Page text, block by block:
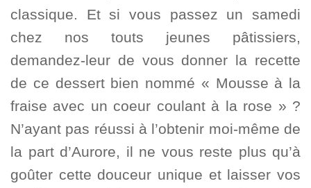
classique. Et si vous passez un samedi
chez nos touts jeunes pâtissiers,
demandez-leur de vous donner la recette
de ce dessert bien nommé « Mousse à la
fraise avec un coeur coulant à la rose » ?
N’ayant pas réussi à l’obtenir moi-même de
la part d’Aurore, il ne vous reste plus qu’à
goûter cette douceur unique et laisser vos